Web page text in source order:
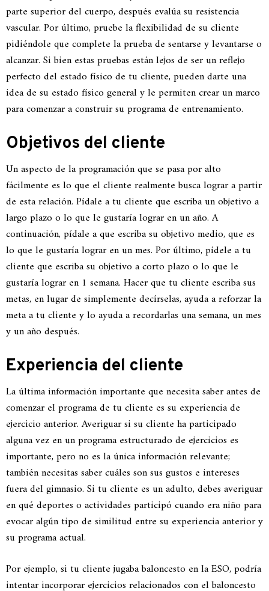
parte superior del cuerpo, después evalúa su resistencia
vascular. Por último, pruebe la flexibilidad de su cliente
pidiéndole que complete la prueba de sentarse y levantarse o
alcanzar. Si bien estas pruebas están lejos de ser un reflejo
perfecto del estado físico de tu cliente, pueden darte una
idea de su estado físico general y le permiten crear un marco
para comenzar a construir su programa de entrenamiento.
Objetivos del cliente
Un aspecto de la programación que se pasa por alto
fácilmente es lo que el cliente realmente busca lograr a partir
de esta relación. Pídale a tu cliente que escriba un objetivo a
largo plazo o lo que le gustaría lograr en un año. A
continuación, pídale a que escriba su objetivo medio, que es
lo que le gustaría lograr en un mes. Por último, pídele a tu
cliente que escriba su objetivo a corto plazo o lo que le
gustaría lograr en 1 semana. Hacer que tu cliente escriba sus
metas, en lugar de simplemente decírselas, ayuda a reforzar la
meta a tu cliente y lo ayuda a recordarlas una semana, un mes
y un año después.
Experiencia del cliente
La última información importante que necesita saber antes de
comenzar el programa de tu cliente es su experiencia de
ejercicio anterior. Averiguar si su cliente ha participado
alguna vez en un programa estructurado de ejercicios es
importante, pero no es la única información relevante;
también necesitas saber cuáles son sus gustos e intereses
fuera del gimnasio. Si tu cliente es un adulto, debes averiguar
en qué deportes o actividades participó cuando era niño para
evocar algún tipo de similitud entre su experiencia anterior y
su programa actual.
Por ejemplo, si tu cliente jugaba baloncesto en la ESO, podría
intentar incorporar ejercicios relacionados con el baloncesto